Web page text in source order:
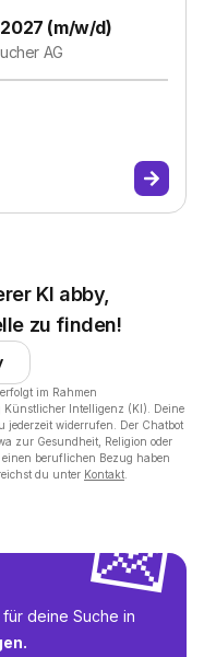
(m/w/d)
AG
KI abby,
zu finden!
im Rahmen
Künstlicher Intelligenz (KI). Deine
widerrufen. Der Chatbot
zur Gesundheit, Religion oder
beruflichen Bezug haben
du unter Kontakt
💌
für deine Suche in